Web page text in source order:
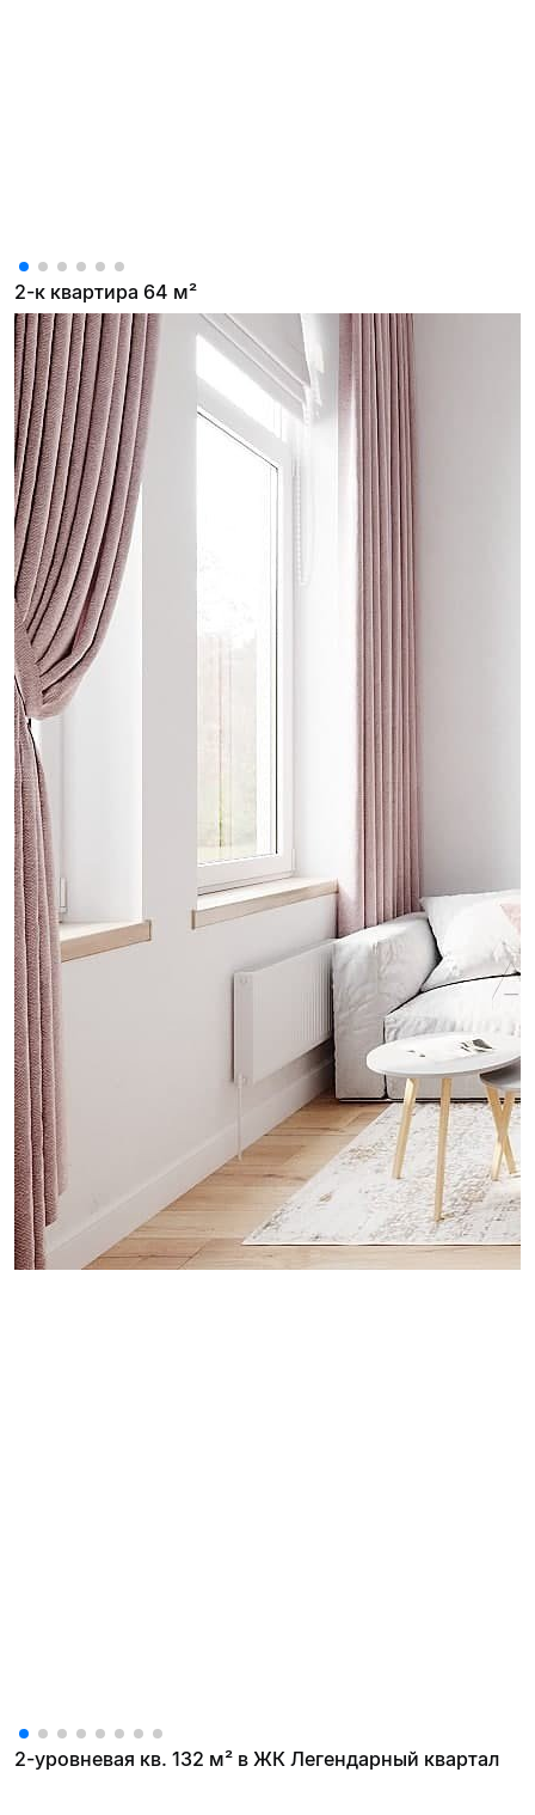
2-к квартира 64 м²
2-уровневая кв. 132 м² в ЖК Легендарный квартал